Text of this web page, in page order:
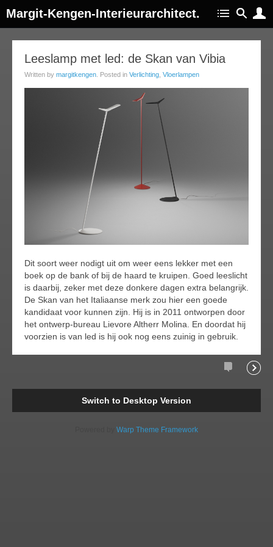
Margit-Kengen-Interieurarchitect.
Leeslamp met led: de Skan van Vibia
Written by margitkengen . Posted in Verlichting Vloerlampen
Dit soort weer nodigt uit om weer eens lekker met een
boek op de bank of bij de haard te kruipen. Goed leeslicht
is daarbij, zeker met deze donkere dagen extra belangrijk.
De Skan van het Italiaanse merk zou hier een goede
kandidaat voor kunnen zijn. Hij is in 2011 ontworpen door
het ontwerp-bureau Lievore Altherr Molina. En doordat hij
voorzien is van led is hij ook nog eens zuinig in gebruik.
Comments
Switch to Desktop Version
Warp Theme Framework